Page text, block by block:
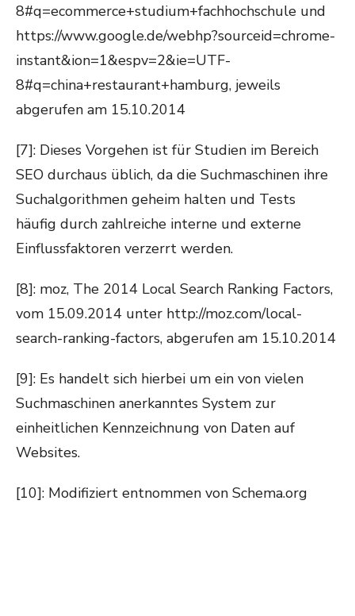
8#q=ecommerce+studium+fachhochschule und
https://www.google.de/webhp?sourceid=chrome-
instant&ion=1&espv=2&ie=UTF-
8#q=china+restaurant+hamburg, jeweils
abgerufen am 15.10.2014
[7]: Dieses Vorgehen ist für Studien im Bereich
SEO durchaus üblich, da die Suchmaschinen ihre
Suchalgorithmen geheim halten und Tests
häufig durch zahlreiche interne und externe
Einflussfaktoren verzerrt werden.
[8]: moz, The 2014 Local Search Ranking Factors,
vom 15.09.2014 unter http://moz.com/local-
search-ranking-factors, abgerufen am 15.10.2014
[9]: Es handelt sich hierbei um ein von vielen
Suchmaschinen anerkanntes System zur
einheitlichen Kennzeichnung von Daten auf
Websites.
[10]: Modifiziert entnommen von Schema.org